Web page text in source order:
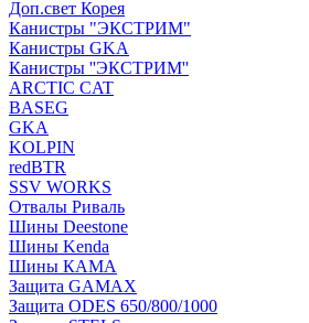
Доп.свет Корея
Канистры "ЭКСТРИМ"
Канистры GKA
Канистры ''ЭКСТРИМ''
ARCTIC CAT
BASEG
GKA
KOLPIN
redBTR
SSV WORKS
Отвалы Риваль
Шины Deestone
Шины Kenda
Шины КАМА
Защита GAMAX
Защита ODES 650/800/1000